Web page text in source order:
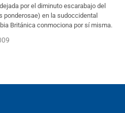
por el diminuto escarabajo del
ponderosae) en la sudoccidental
Británica conmociona por sí misma.